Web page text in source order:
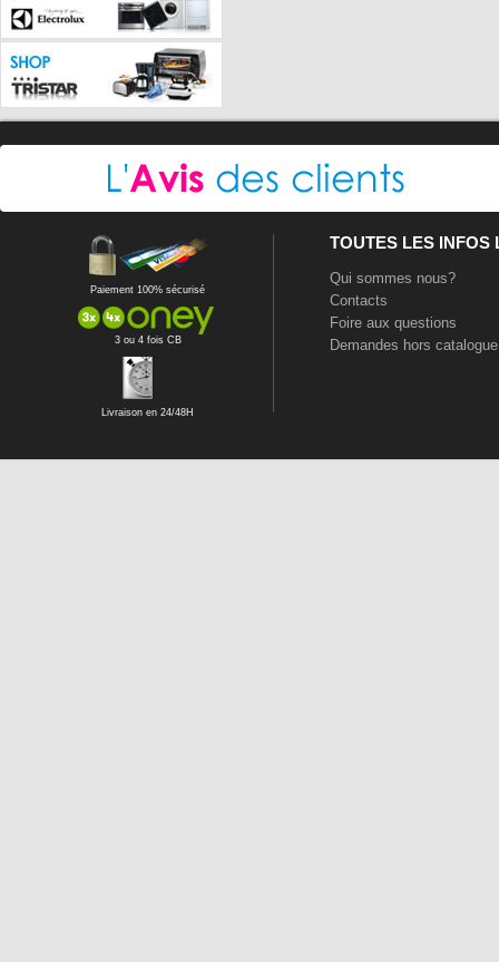
Paiement 100% sécurisé
3 ou 4 fois CB
Livraison en 24/48H
TOUTES LES INFOS
Qui sommes nous?
Contacts
Foire aux questions
Demandes hors catalogue